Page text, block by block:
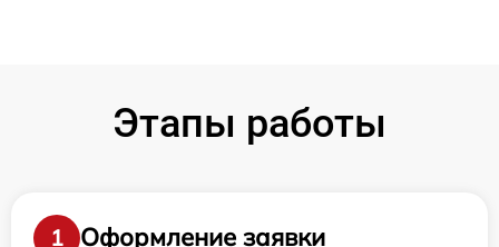
Этапы работы
1
Оформление заявки